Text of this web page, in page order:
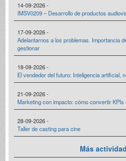
14-09-2026 -
IMSV0209 – Desarrollo de productos
17-09-2026 -
Adelantarnos a los problemas. Importancia
gestionar
18-09-2026 -
El vendedor del futuro: Inteligencia artificial,
21-09-2026 -
Marketing con impacto: cómo convertir
28-09-2026 -
Taller de casting para cine
Más